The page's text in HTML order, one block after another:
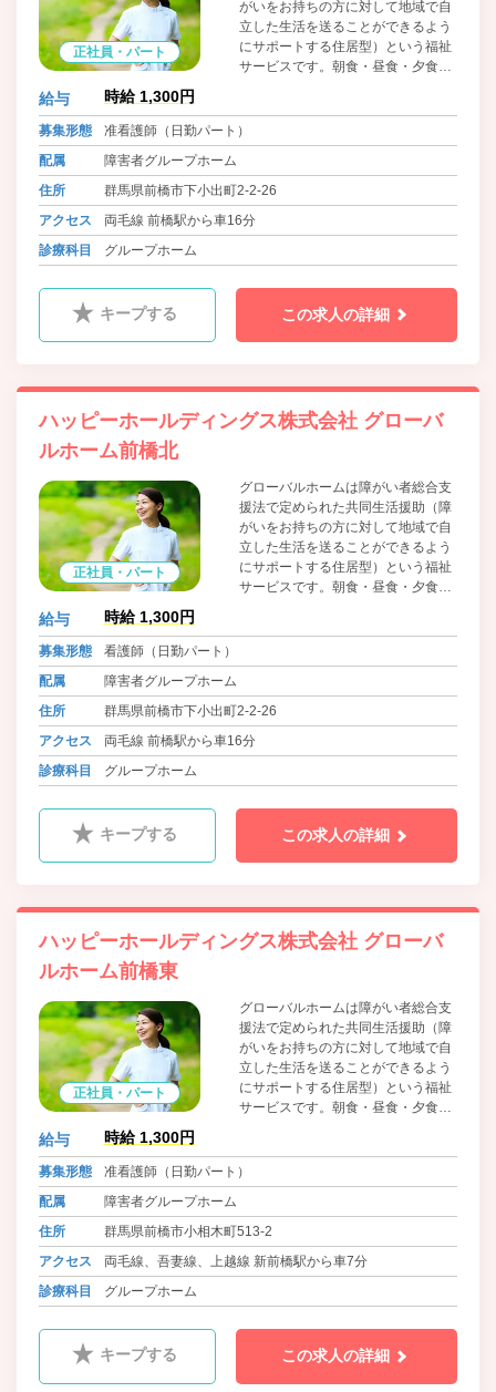
正社員・パート
がいをお持ちの方に対して地域で自
立した生活を送ることができるよう
にサポートする住居型）という福祉
サービスです。朝食・昼食・夕食の
いきます。 アパート・マンションタ
イプのグループホームで、すべての
とに加えて、必要最低限の家具や家
電は入居時から、設置しています。
給与 時給 1,300円
募集形態
准看護師（日勤パート）
配属
障害者グループホーム
住所
群馬県前橋市下小出町2‐2‐26
アクセス
両毛線 前橋駅から車16分
診療科目
グループホーム
キープする この求人の詳細
ハッピーホールディングス株式会社 グローバ
ルホーム前橋北
正社員・パート
グローバルホームは障がい者総合支
援法で定められた共同生活援助（障
がいをお持ちの方に対して地域で自
立した生活を送ることができるよう
にサポートする住居型）という福祉
サービスです。朝食・昼食・夕食の
イプのグループホームで、すべての
とに加えて、必要最低限の家具や家
電は入居時から、設置しています。
給与 時給 1,300円
募集形態
看護師（日勤パート）
配属
障害者グループホーム
住所
群馬県前橋市下小出町2‐2‐26
アクセス
両毛線 前橋駅から車16分
診療科目
グループホーム
キープする この求人の詳細
ハッピーホールディングス株式会社 グローバ
ルホーム前橋東
正社員・パート
グローバルホームは障がい者総合支
援法で定められた共同生活援助（障
がいをお持ちの方に対して地域で自
立した生活を送ることができるよう
にサポートする住居型）という福祉
サービスです。朝食・昼食・夕食の
いきます。 アパート・マンションタ
イプのグループホームで、すべての
とに加えて、必要最低限の家具や家
電は入居時から、設置しています。
給与 時給 1,300円
募集形態
准看護師（日勤パート）
配属
障害者グループホーム
住所
群馬県前橋市小相木町513-2
アクセス
両毛線、吾妻線、上越線 新前橋駅から車7分
診療科目
グループホーム
キープする この求人の詳細